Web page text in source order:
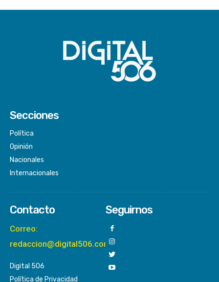
Secciones
Política
Opinión
Nacionales
Internacionales
Contacto
Correo:
redaccion@digital506.com
Digital 506
Política de Privacidad
Seguirnos